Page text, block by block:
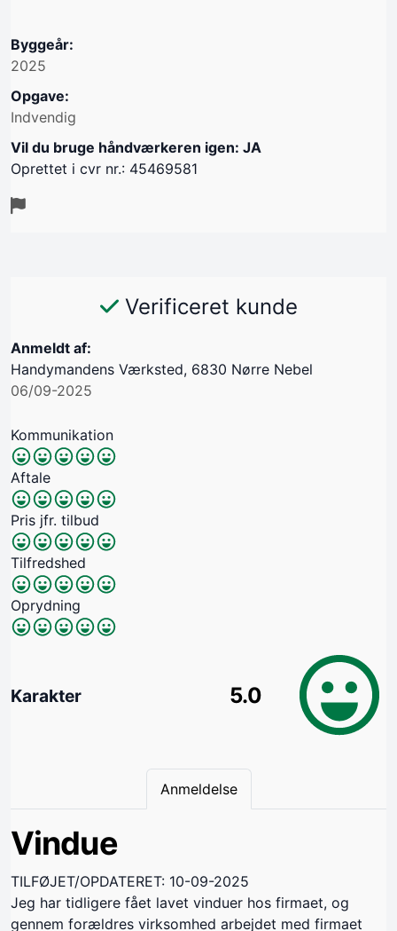
Byggeår:
2025
Opgave:
Indvendig
Vil du bruge håndværkeren igen: JA
Oprettet i cvr nr.: 45469581
Verificeret kunde
Anmeldt af:
Handymandens Værksted, 6830 Nørre Nebel
06/09-2025
Kommunikation
Aftale
Pris jfr. tilbud
Tilfredshed
Oprydning
Karakter 5.0
Anmeldelse
Vindue
TILFØJET/OPDATERET: 10-09-2025
Jeg har tidligere fået lavet vinduer hos firmaet, og
gennem forældres virksomhed arbejdet med firmaet